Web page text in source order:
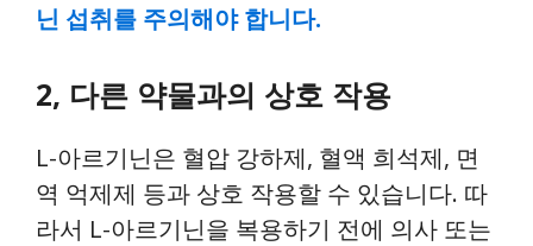
닌 섭취를 주의해야 합니다.
2, 다른 약물과의 상호 작용
L-아르기닌은 혈압 강하제, 혈액 희석제, 면
역 억제제 등과 상호 작용할 수 있습니다. 따
라서 L-아르기닌을 복용하기 전에 의사 또는